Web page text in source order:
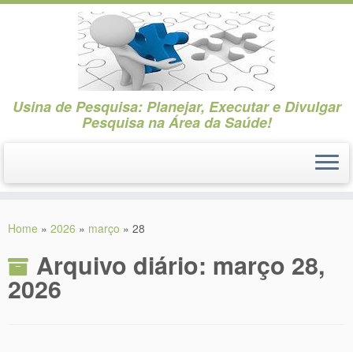
Usina de Pesquisa: Planejar, Executar e Divulgar
Pesquisa na Área da Saúde!
Home » 2026 » março » 28
Arquivo diário: março 28,
2026